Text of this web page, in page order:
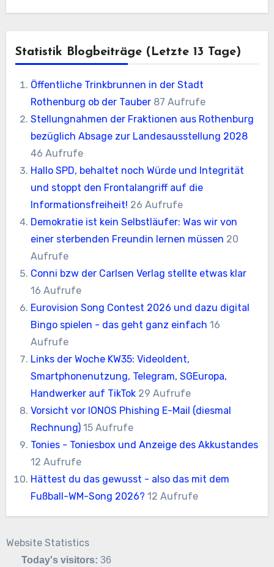
Statistik Blogbeiträge (letzte 13 Tage)
Öffentliche Trinkbrunnen in der Stadt
Rothenburg ob der Tauber 87 Aufrufe
Stellungnahmen der Fraktionen aus Rothenburg
bezüglich Absage zur Landesausstellung 2028
46 Aufrufe
Hallo SPD, behaltet noch Würde und Integrität
und stoppt den Frontalangriff auf die
Informationsfreiheit! 26 Aufrufe
Demokratie ist kein Selbstläufer: Was wir von
einer sterbenden Freundin lernen müssen 20
Aufrufe
Conni bzw der Carlsen Verlag stellte etwas klar
16 Aufrufe
Eurovision Song Contest 2026 und dazu digital
Bingo spielen - das geht ganz einfach 16
Aufrufe
Links der Woche KW35: VideoIdent,
Smartphonenutzung, Telegram, SGEuropa,
Handwerker auf TikTok 29 Aufrufe
Vorsicht vor IONOS Phishing E-Mail (diesmal
Rechnung) 15 Aufrufe
Tonies - Toniesbox und Anzeige des Akkustandes
12 Aufrufe
Hättest du das gewusst - also das mit dem
Fußball-WM-Song 2026? 12 Aufrufe
Website Statistics
Today's visitors:36